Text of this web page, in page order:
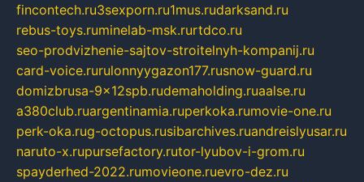
fincontech.ru3sexporn.ru1mus.rudarksand.ru
rebus-toys.ruminelab-msk.rurtdco.ru
seo-prodvizhenie-sajtov-stroitelnyh-kompanij.ru
card-voice.rurulonnyygazon177.rusnow-guard.ru
domizbrusa-9x12spb.rudemaholding.ruaalse.ru
a380club.ruargentinamia.ruperkoka.rumovie-one.ru
perk-oka.rug-octopus.rusibarchives.ruandreislyusar.ru
naruto-x.rupursefactory.rutor-lyubov-i-grom.ru
spayderhed-2022.rumovieone.ruevro-dez.ru